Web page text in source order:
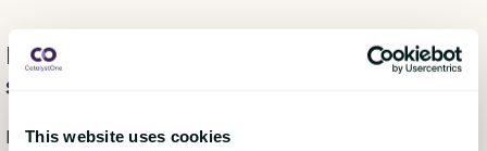
This website uses cookies
Hva betyr digitalisering i offentlig
sektor – i praksis?
Digitalisering i offentlig sektor handler om at HR får